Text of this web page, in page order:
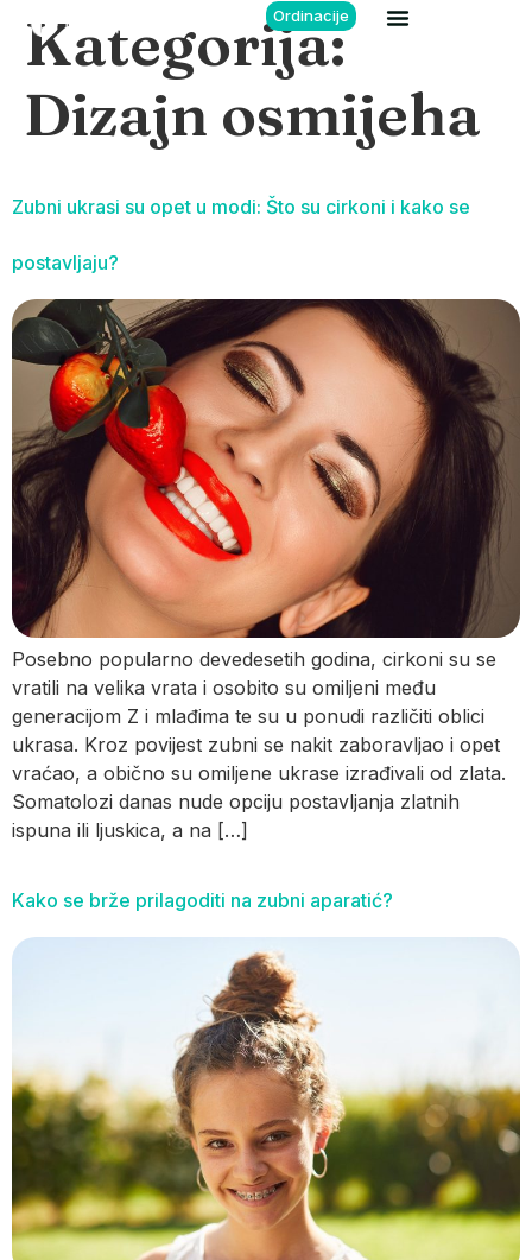
Ordinacije
Kategorija:
Dizajn osmijeha
Zubni ukrasi su opet u modi: Što su cirkoni i kako se
postavljaju?
Posebno popularno devedesetih godina, cirkoni su se
vratili na velika vrata i osobito su omiljeni među
generacijom Z i mlađima te su u ponudi različiti oblici
ukrasa. Kroz povijest zubni se nakit zaboravljao i opet
vraćao, a obično su omiljene ukrase izrađivali od zlata.
Somatolozi danas nude opciju postavljanja zlatnih
ispuna ili ljuskica, a na […]
Kako se brže prilagoditi na zubni aparatić?